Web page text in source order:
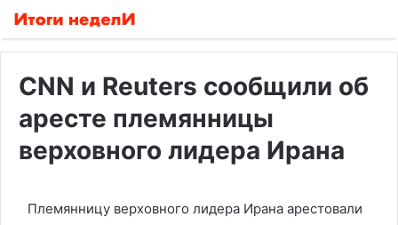
CNN и Reuters сообщили об
аресте племянницы
верховного лидера Ирана
Племянницу верховного лидера Ирана арестовали